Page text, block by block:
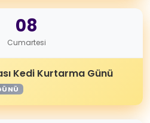
08
Cumartesi
Kedi Kurtarma Günü